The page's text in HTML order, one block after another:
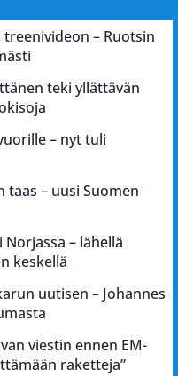
– Ruotsin
teki yllättävän
– nyt tuli
taas – uusi Suomen
– lähellä
keskellä
uutisen – Johannes
viestin ennen EM-
raketteja”